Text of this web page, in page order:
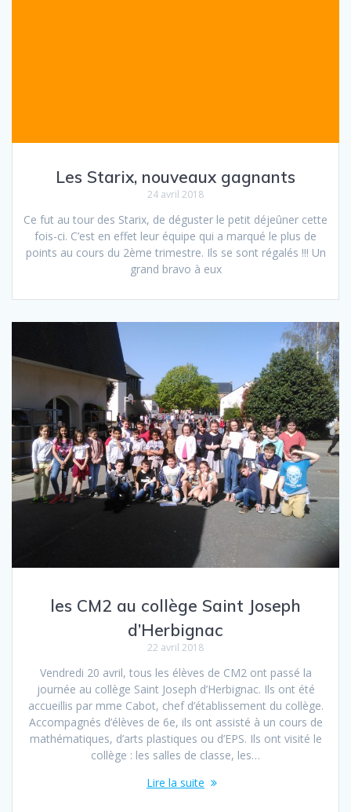
Les Starix, nouveaux gagnants
24 avril 2018
Ce fut au tour des Starix, de déguster le petit déjeûner cette
fois-ci. C’est en effet leur équipe qui a marqué le plus de
points au cours du 2ème trimestre. Ils se sont régalés !!! Un
grand bravo à eux
les CM2 au collège Saint Joseph
d’Herbignac
22 avril 2018
Vendredi 20 avril, tous les élèves de CM2 ont passé la
journée au collège Saint Joseph d’Herbignac. Ils ont été
accueillis par mme Cabot, chef d’établissement du collège.
Accompagnés d’élèves de 6e, ils ont assisté à un cours de
mathématiques, d’arts plastiques ou d’EPS. Ils ont visité le
collège : les salles de classe, les…
Lire la suite